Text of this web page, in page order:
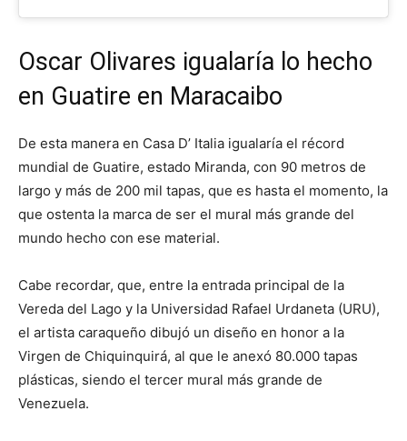
Oscar Olivares igualaría lo hecho
en Guatire en Maracaibo
De esta manera en Casa D’ Italia igualaría el récord
mundial de Guatire, estado Miranda, con 90 metros de
largo y más de 200 mil tapas, que es hasta el momento, la
que ostenta la marca de ser el mural más grande del
mundo hecho con ese material.
Cabe recordar, que, entre la entrada principal de la
Vereda del Lago y la Universidad Rafael Urdaneta (URU),
el artista caraqueño dibujó un diseño en honor a la
Virgen de Chiquinquirá, al que le anexó 80.000 tapas
plásticas, siendo el tercer mural más grande de
Venezuela.